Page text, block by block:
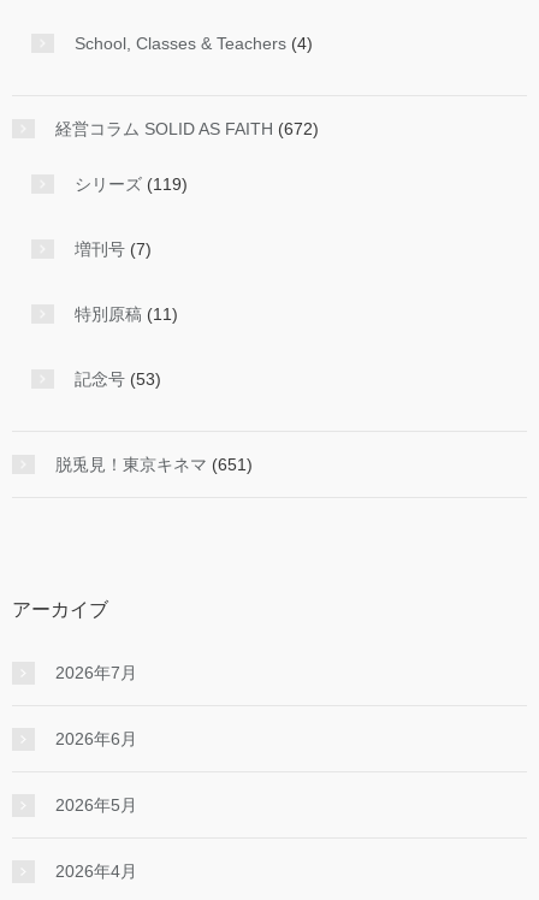
School, Classes & Teachers (4)
経営コラム SOLID AS FAITH (672)
シリーズ (119)
増刊号 (7)
特別原稿 (11)
記念号 (53)
脱兎見！東京キネマ (651)
アーカイブ
2026年7月
2026年6月
2026年5月
2026年4月